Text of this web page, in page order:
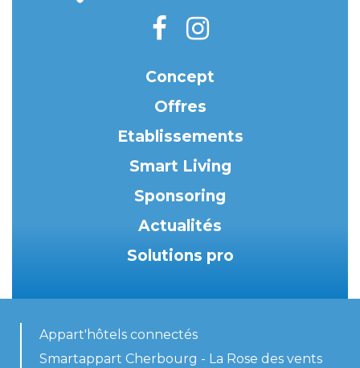
Concept
Offres
Etablissements
Smart Living
Sponsoring
Actualités
Solutions pro
Appart'hôtels connectés
Smartappart Cherbourg - La Rose des vents